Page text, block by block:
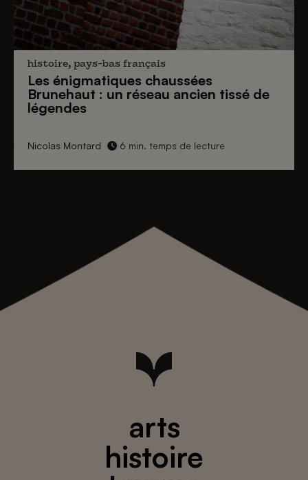
histoire, pays-bas français
Les énigmatiques chaussées
Brunehaut : un réseau ancien tissé de
légendes
Nicolas Montard 6 min. temps de lecture
arts
histoire